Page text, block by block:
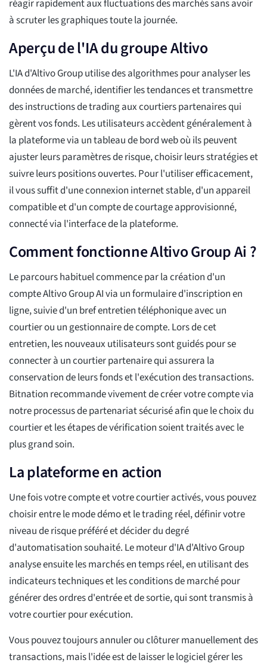
réagir rapidement aux fluctuations des marchés sans avoir
à scruter les graphiques toute la journée.
Aperçu de l'IA du groupe Altivo
L'IA d'Altivo Group utilise des algorithmes pour analyser les
données de marché, identifier les tendances et transmettre
des instructions de trading aux courtiers partenaires qui
gèrent vos fonds. Les utilisateurs accèdent généralement à
la plateforme via un tableau de bord web où ils peuvent
ajuster leurs paramètres de risque, choisir leurs stratégies et
suivre leurs positions ouvertes. Pour l'utiliser efficacement,
il vous suffit d'une connexion internet stable, d'un appareil
compatible et d'un compte de courtage approvisionné,
connecté via l'interface de la plateforme.
Comment fonctionne Altivo Group Ai ?
Le parcours habituel commence par la création d'un
compte Altivo Group AI via un formulaire d'inscription en
ligne, suivie d'un bref entretien téléphonique avec un
courtier ou un gestionnaire de compte. Lors de cet
entretien, les nouveaux utilisateurs sont guidés pour se
connecter à un courtier partenaire qui assurera la
conservation de leurs fonds et l'exécution des transactions.
Bitnation recommande vivement de créer votre compte via
notre processus de partenariat sécurisé afin que le choix du
courtier et les étapes de vérification soient traités avec le
plus grand soin.
La plateforme en action
Une fois votre compte et votre courtier activés, vous pouvez
choisir entre le mode démo et le trading réel, définir votre
niveau de risque préféré et décider du degré
d'automatisation souhaité. Le moteur d'IA d'Altivo Group
analyse ensuite les marchés en temps réel, en utilisant des
indicateurs techniques et les conditions de marché pour
générer des ordres d'entrée et de sortie, qui sont transmis à
votre courtier pour exécution.
Vous pouvez toujours annuler ou clôturer manuellement des
transactions, mais l'idée est de laisser le logiciel gérer les